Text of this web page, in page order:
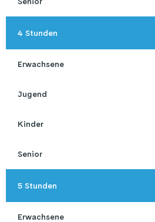
4 Stunden
Erwachsene
Jugend
Kinder
Senior
5 Stunden
Erwachsene